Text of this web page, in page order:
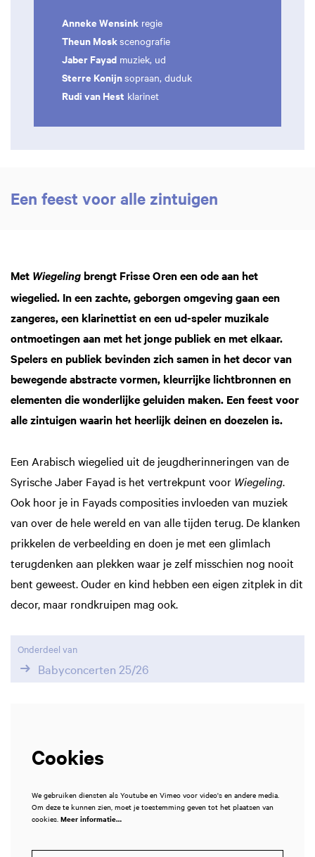
Anneke Wensink regie
Theun Moskscenografie
Jaber Fayad muziek, ud
Sterre Konijnsopraan, duduk
Rudi van Hest klarinet
Een feest voor alle zintuigen
Met Wiegeling brengt Frisse Oren een ode aan het
wiegelied. In een zachte, geborgen omgeving gaan een
zangeres, een klarinettist en een ud-speler muzikale
ontmoetingen aan met het jonge publiek en met elkaar.
Spelers en publiek bevinden zich samen in het decor van
bewegende abstracte vormen, kleurrijke lichtbronnen en
elementen die wonderlijke geluiden maken. Een feest voor
alle zintuigen waarin het heerlijk deinen en doezelen is.
Een Arabisch wiegelied uit de jeugdherinneringen van de
Syrische Jaber Fayad is het vertrekpunt voor Wiegeling.
Ook hoor je in Fayads composities invloeden van muziek
van over de hele wereld en van alle tijden terug. De klanken
prikkelen de verbeelding en doen je met een glimlach
terugdenken aan plekken waar je zelf misschien nog nooit
bent geweest. Ouder en kind hebben een eigen zitplek in dit
decor, maar rondkruipen mag ook.
Onderdeel van
Babyconcerten 25/26
Cookies
We gebruiken diensten als Youtube en Vimeo voor video's en andere media.
Om deze te kunnen zien, moet je toestemming geven tot het plaatsen van
cookies. Meer informatie…
Inzoomen